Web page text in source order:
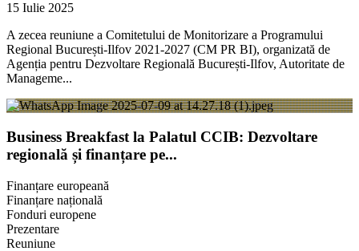
15 Iulie 2025
A zecea reuniune a Comitetului de Monitorizare a Programului
Regional București-Ilfov 2021-2027 (CM PR BI), organizată de
Agenția pentru Dezvoltare Regională București-Ilfov, Autoritate de
Manageme...
Business Breakfast la Palatul CCIB: Dezvoltare
regională și finanțare pe...
Finanțare europeană
Finanțare națională
Fonduri europene
Prezentare
Reuniune